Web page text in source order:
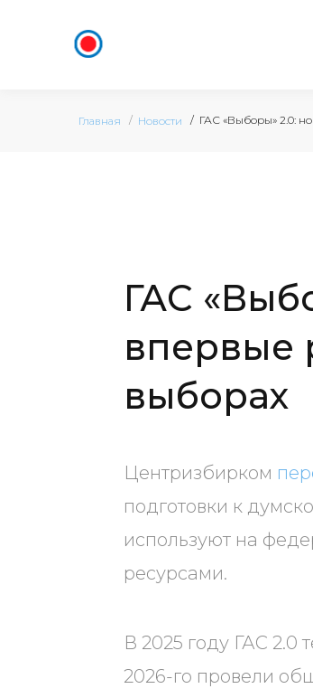
Главная Новости ГАС «Выборы» 2.0:
ГАС
впервые
выборах
Центризбирком
подготовки к
используют на
ресурсами.
В 2025 году ГАС 2.0
2026-го провели